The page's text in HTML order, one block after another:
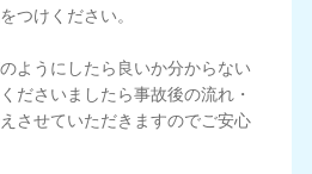
つけください。
ようにしたら良いか分からない
ださいましたら事故後の流れ・
させていただきますのでご安心